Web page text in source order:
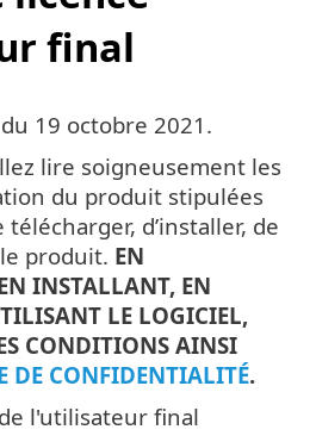
final
19 octobre 2021 .
lire soigneusement les
du produit stipulées
d’installer, de
produit. EN
INSTALLANT, EN
LE LOGICIEL,
CONDITIONS AINSI
DE CONFIDENTIALITÉ.
l'utilisateur final